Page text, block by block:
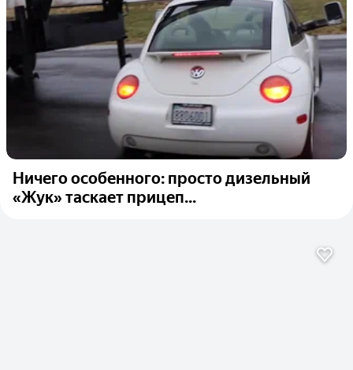
Ничего особенного: просто дизельный
«Жук» таскает прицеп...